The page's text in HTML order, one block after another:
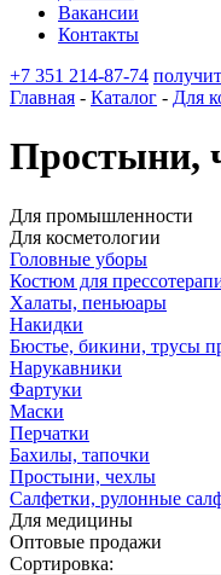
Вакансии
Контакты
+7 351 214-87-74
Главная - Каталог - Для
Простыни,
Для промышленности
Для косметологии
Головные уборы
Костюм для
Халаты, пеньюары
Накидки
Бюстье, бикини, трусы
Нарукавники
Фартуки
Маски
Перчатки
Бахилы, тапочки
Простыни, чехлы
Салфетки, рулонные
Для медицины
Оптовые продажи
Сортировка: